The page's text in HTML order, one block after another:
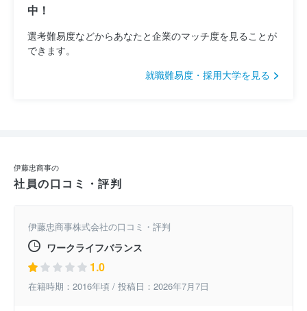
中！
選考難易度などからあなたと企業のマッチ度を見ることが
できます。
就職難易度・採用大学を見る
伊藤忠商事の
社員の口コミ・評判
伊藤忠商事株式会社の口コミ・評判
ワークライフバランス
1.0
在籍時期：2016年頃 / 投稿日：2026年7月7日